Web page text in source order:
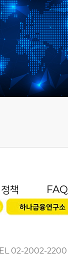
책 FAQ
02-2002-2200